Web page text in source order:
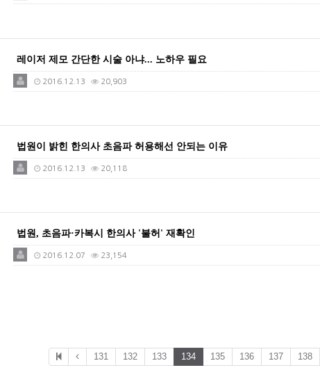
레이저 제모 간단한 시술 아냐... 노하우 필요
2016.12.13 20,903
법원이 밝힌 한의사 초음파 허용해선 안되는 이유
2016.12.13 20,118
법원, 초음파·카복시 한의사 '불허' 재확인
2016.12.07 23,154
131 132 133 134 135 136 137 138